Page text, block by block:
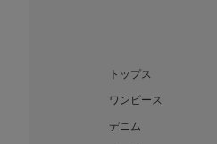
トップス
ワンピース
デニム